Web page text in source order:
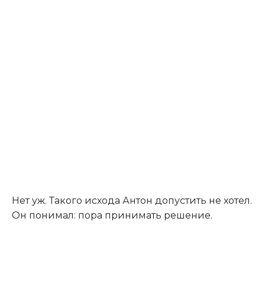
Нет уж. Такого исхода Антон допустить не хотел.
Он понимал: пора принимать решение.